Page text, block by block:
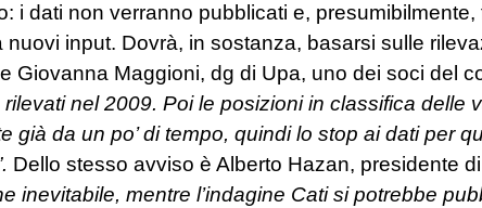
i dati non verranno pubblicati e, presumibilmente,
input. Dovrà, in sostanza, basarsi sulle
Giovanna Maggioni, dg di Upa, uno dei soci del
nel 2009. Poi le posizioni in classifica delle
già da un po’ di tempo, quindi lo stop ai dati per
Dello stesso avviso è Alberto Hazan, presidente
inevitabile, mentre l’indagine Cati si potrebbe